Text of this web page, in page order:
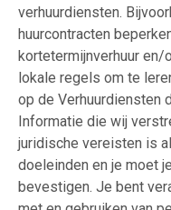
verhuurdiensten.
huurcontracten
kortetermijnverhuur en/
lokale regels om te
op de Verhuurdiensten
Informatie die wij
juridische vereisten is
doeleinden en je moet
bevestigen. Je bent